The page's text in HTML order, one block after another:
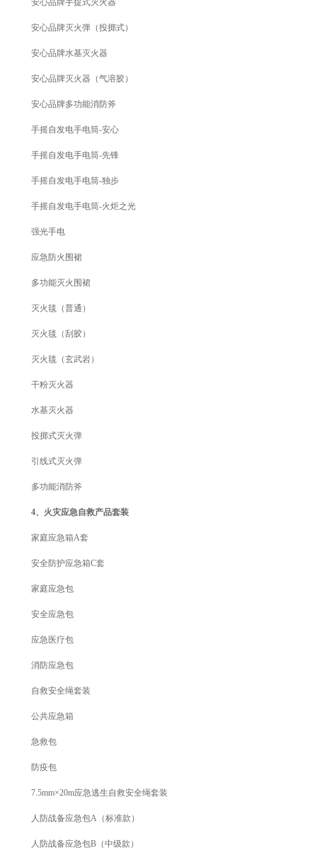
安心品牌手提式灭火器
安心品牌灭火弹（投掷式）
安心品牌水基灭火器
安心品牌灭火器（气溶胶）
安心品牌多功能消防斧
手摇自发电手电筒-安心
手摇自发电手电筒-先锋
手摇自发电手电筒-独步
手摇自发电手电筒-火炬之光
强光手电
应急防火围裙
多功能灭火围裙
灭火毯（普通）
灭火毯（刮胶）
灭火毯（玄武岩）
干粉灭火器
水基灭火器
投掷式灭火弹
引线式灭火弹
多功能消防斧
4、火灾应急自救产品套装
家庭应急箱A套
安全防护应急箱C套
家庭应急包
安全应急包
应急医疗包
消防应急包
自救安全绳套装
公共应急箱
急救包
防疫包
7.5mm×20m应急逃生自救安全绳套装
人防战备应急包A（标准款）
人防战备应急包B（中级款）